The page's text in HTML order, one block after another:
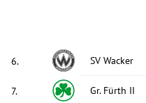
6. SV Wacker
7. Gr. Fürth II